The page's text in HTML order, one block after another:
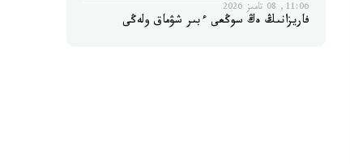
11:06, 08 تامىز 2026
فاريزانىڭ ەڭ سوڭعى ءبىر شۋماق ولەڭى